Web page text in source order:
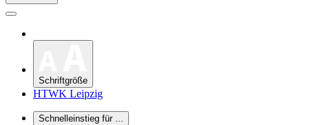
Schriftgröße
HTWK Leipzig
Schnelleinstieg für ...